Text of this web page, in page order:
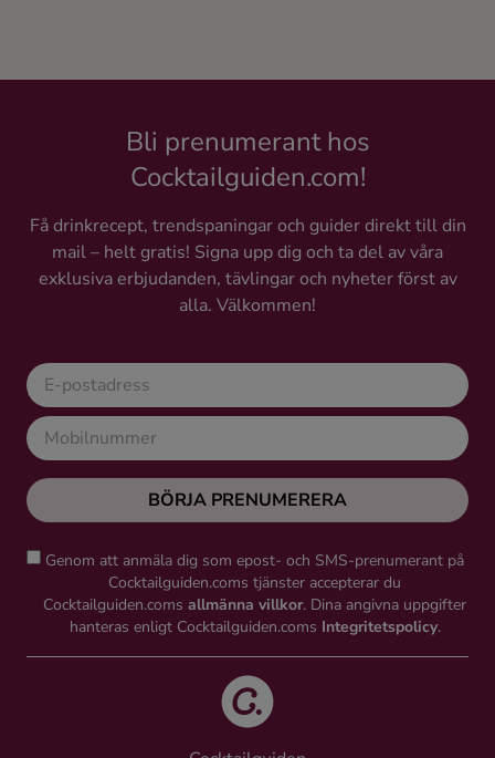
Whisky
Ingredienser
Bli prenumerant hos
Cocktailguiden.com!
Få drinkrecept, trendspaningar och guider direkt till din
mail – helt gratis! Signa upp dig och ta del av våra
exklusiva erbjudanden, tävlingar och nyheter först av
alla. Välkommen!
BÖRJA PRENUMERERA
Genom att anmäla dig som epost- och SMS-prenumerant på
Cocktailguiden.coms tjänster accepterar du
Cocktailguiden.coms allmänna villkor. Dina angivna uppgifter
hanteras enligt Cocktailguiden.coms Integritetspolicy.